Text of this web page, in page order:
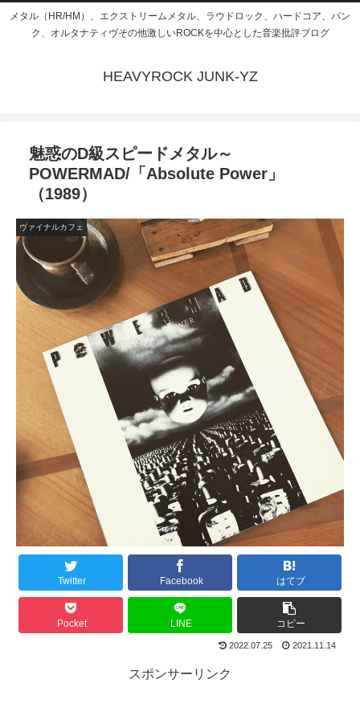
メタル（HR/HM）、エクストリームメタル、ラウドロック、ハードコア、パン
ク、オルタナティヴその他激しいROCKを中心とした音楽批評ブログ
HEAVYROCK JUNK-YZ
魅惑のD級スピードメタル～
POWERMAD/「Absolute Power」
（1989）
ヴァイナルカフェ
Twitter Facebook はてブ
Pocket LINE コピー
2022.07.25 2021.11.14
スポンサーリンク